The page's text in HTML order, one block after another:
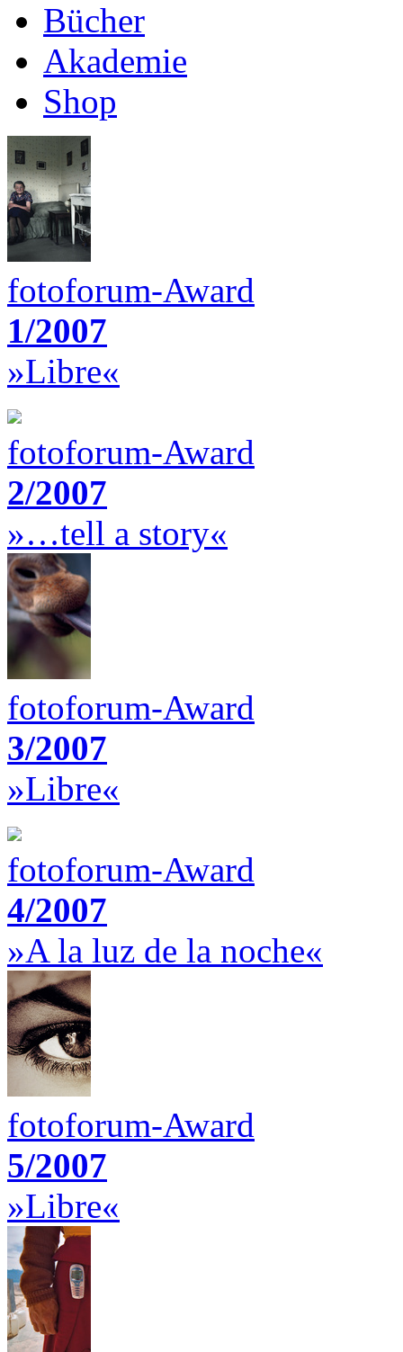
Bücher
Akademie
Shop
fotoforum-Award
1/2007
»Libre«
fotoforum-Award
2/2007
»…tell a story«
fotoforum-Award
3/2007
»Libre«
fotoforum-Award
4/2007
»A la luz de la noche«
fotoforum-Award
5/2007
»Libre«